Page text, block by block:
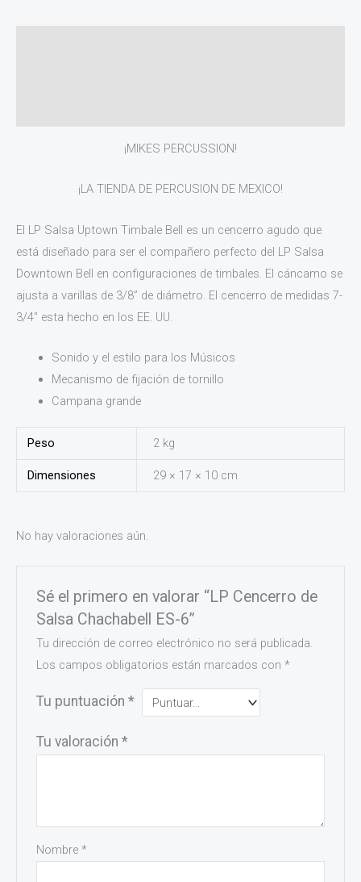
¡MIKES PERCUSSION!
¡LA TIENDA DE PERCUSION DE MEXICO!
El LP Salsa Uptown Timbale Bell es un cencerro agudo que
está diseñado para ser el compañero perfecto del LP Salsa
Downtown Bell en configuraciones de timbales. El cáncamo se
ajusta a varillas de 3/8” de diámetro. El cencerro de medidas 7-
3/4″ esta hecho en los EE. UU.
Sonido y el estilo para los Músicos
Mecanismo de fijación de tornillo
Campana grande
Peso 2 kg
Dimensiones 29 × 17 × 10 cm
No hay valoraciones aún.
Sé el primero en valorar “LP Cencerro de
Salsa Chachabell ES-6”
Tu dirección de correo electrónico no será publicada.
Los campos obligatorios están marcados con*
Tu puntuación*
Tu valoración*
Nombre*